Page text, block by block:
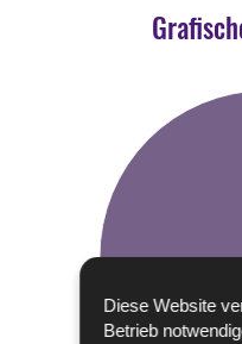
Diese Website
Betrieb